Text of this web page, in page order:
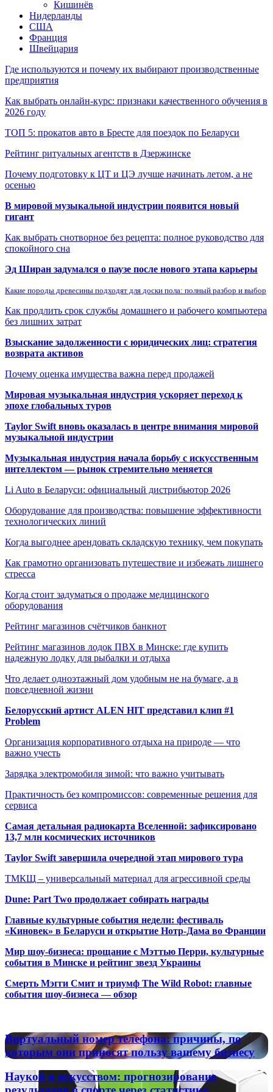
Кишинёв
Нидерланды
США
Франция
Швейцария
Где используются и почему их выбирают производственные
предприятия
Как выбрать онлайн-курс: признаки качественного обучения в
2026 году
ТОП 5: прокатов авто в Бресте для поездок по Беларуси
Рейтинг ритуальных агентств в Дзержинске
Почему подготовку к ЦТ и ЦЭ лучше начинать летом, а не
осенью
В мировой музыкальной индустрии появится новый
гигант
Как выбрать снотворное без рецепта: полное руководство для
спокойного сна
Эд Ширан задумался о паузе после нового этапа карьеры
Какие породы древесины подходят для доски пола: полный разбор и выбор
Как продлить срок службы домашнего и рабочего компьютера
без лишних затрат
Взыскание задолженности с юридических лиц: стратегия
возврата активов
Почему оценка имущества важна перед продажей
Мировая музыкальная индустрия ускоряет переход к
эпохе глобальных туров
Taylor Swift вновь оказалась в центре внимания мировой
музыкальной индустрии
Музыкальная индустрия начала борьбу с искусственным
интеллектом — рынок стремительно меняется
Li Auto в Беларуси: официальный дистрибьютор 2026
Оборудование для производства: повышение эффективности
технологических линий
Когда выгоднее арендовать складскую технику, чем покупать
Как грамотно организовать путешествие и избежать лишнего
стресса
Когда стоит задуматься о продаже медицинского
оборудования
Рейтинг магазинов счётчиков банкнот
Рейтинг магазинов лодок ПВХ в Минске: где купить
надежную лодку для рыбалки и отдыха
Что делает одноэтажный дом удобным не на бумаге, а в
повседневной жизни
Белорусский артист ALEN HIT представил клип #1
Problem
Организация корпоративного отдыха на природе — что
важно учесть
Зарядка электромобиля зимой: что важно учитывать
Практичность без компромиссов: современные решения для
сервиса
Самая детальная радиокарта Вселенной: зафиксировано
13,7 млн космических источников
Taylor Swift завершила очередной этап мирового тура
ТМКЩ – универсальный материал для агрессивной среды
Dune: Part Two продолжает собирать награды
Главные культурные события недели: фестиваль
«Киновек» в Беларуси и открытие Нотр-Дама во Франции
Мир шоу-бизнеса: прощание с Мэттью Перри, культурные
события в Минске и рейтинг звезд Украины
Смерть Мэгги Смит и триумф The Wild Robot: главные
события шоу-бизнеса — обзор
Виртуальный
номер
телефона:
причины,
по
Виртуальный номер телефона: причины, по
которым они приносят пользу вашему бизнесу
Наукой
и
Наукой и искусством: прогнозирование